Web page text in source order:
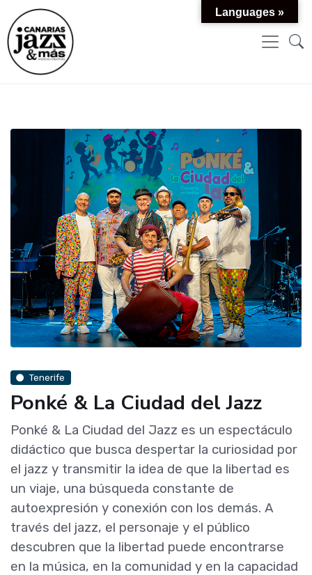
Tenerife
Ponké & La Ciudad del Jazz
Ponké & La Ciudad del Jazz es un espectáculo
didáctico que busca despertar la curiosidad por
el jazz y transmitir la idea de que la libertad es
un viaje, una búsqueda constante de
autoexpresión y conexión con los demás. A
través del jazz, el personaje y el público
descubren que la libertad puede encontrarse
en la música, en la comunidad y en la capacidad
Languages »